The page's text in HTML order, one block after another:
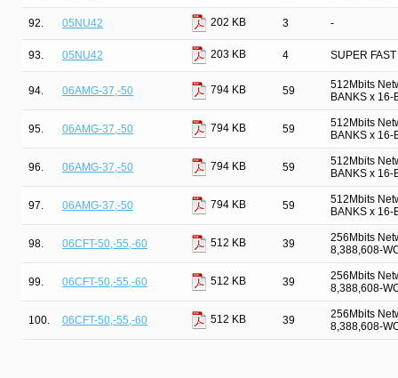
92. 05NU42 202 KB 3 -
93. 05NU42 203 KB 4 SUPER
94. 06AMG-37,-50 794 KB 59
512Mbits
BANKS x 16-
95. 06AMG-37,-50 794 KB 59
512Mbits
BANKS x 16-
96. 06AMG-37,-50 794 KB 59
512Mbits
BANKS x 16-
97. 06AMG-37,-50 794 KB 59
512Mbits
BANKS x 16-
98. 06CFT-50,-55,-60 512 KB 39
256Mbits
8,388,608-
99. 06CFT-50,-55,-60 512 KB 39
256Mbits
8,388,608-
100. 06CFT-50,-55,-60 512 KB 39
256Mbits
8,388,608-